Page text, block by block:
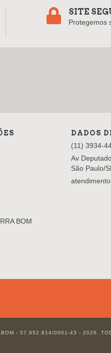
SITE
Protegemos
BOM
DADOS
(11) 3934-
Av
São Paulo/
- 57.952.814/0001-43 - 2026.